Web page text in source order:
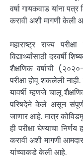
वर्षा गायकवाड यांना पत्र
करावी अशी मागणी केली
महाराष्ट्र राज्य
विद्यार्थ्यांसाठी दरवर्षी
शैक्षणिक वर्षाची
परीक्षा होवू शकलेली नाही.
यावर्षी म्हणजे चालू
परिषदेने केले असून संपूर्ण
जाणार आहे. मात्र
ही परीक्षा घेण्याचा निर्णय
करावी अशी मागणी
यांच्याकडे केली आहे.